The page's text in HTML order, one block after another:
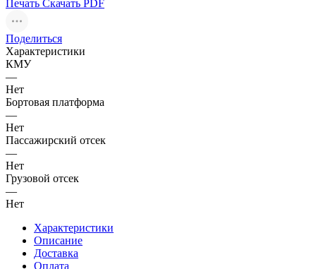
Печать Скачать PDF
Поделиться
Характеристики
КМУ
—
Нет
Бортовая платформа
—
Нет
Пассажирский отсек
—
Нет
Грузовой отсек
—
Нет
Характеристики
Описание
Доставка
Оплата